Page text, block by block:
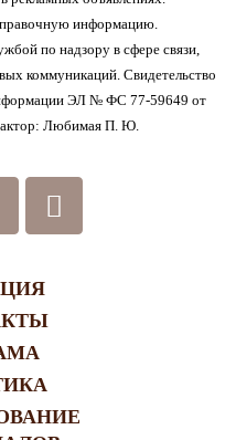
информацию.
по надзору в сфере связи,
коммуникаций. Свидетельство
ЭЛ № ФС 77-59649 от
Любимая П. Ю.